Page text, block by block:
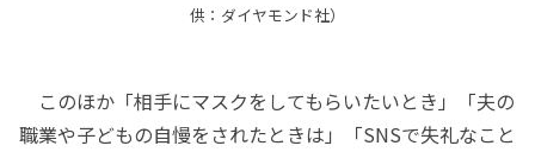
供：ダイヤモンド社）
このほか「相手にマスクをしてもらいたいとき」「夫の
職業や子どもの自慢をされたときは」「SNSで失礼なこと